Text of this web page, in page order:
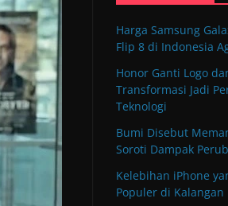
Harga Samsung
Flip 8 di Indonesia
Honor Ganti Logo
Transformasi Jadi
Teknologi
Bumi Disebut
Soroti Dampak
Kelebihan iPhone
Populer di Kalangan